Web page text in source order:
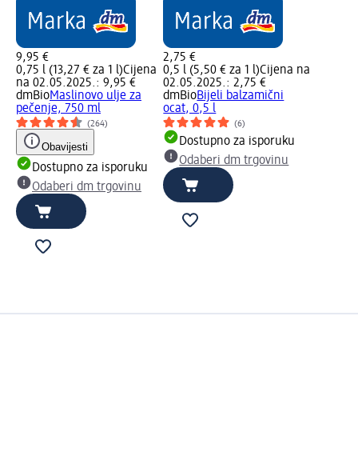
9,95 €
0,75 l (13,27 € za 1 l)Cijena
na 02.05.2025.: 9,95 €
dmBioMaslinovo ulje za
pečenje, 750 ml
(264)
Obavijesti
Dostupno za isporuku
Odaberi dm trgovinu
2,75 €
0,5 l (5,50 € za 1 l)Cijena na
02.05.2025.: 2,75 €
dmBioBijeli balzamični
ocat, 0,5 l
(6)
Dostupno za isporuku
Odaberi dm trgovinu